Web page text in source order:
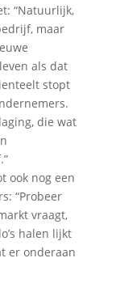
“Natuurlijk,
maar
als dat
stopt
die wat
ook nog een
“Probeer
vraagt,
halen lijkt
er onderaan